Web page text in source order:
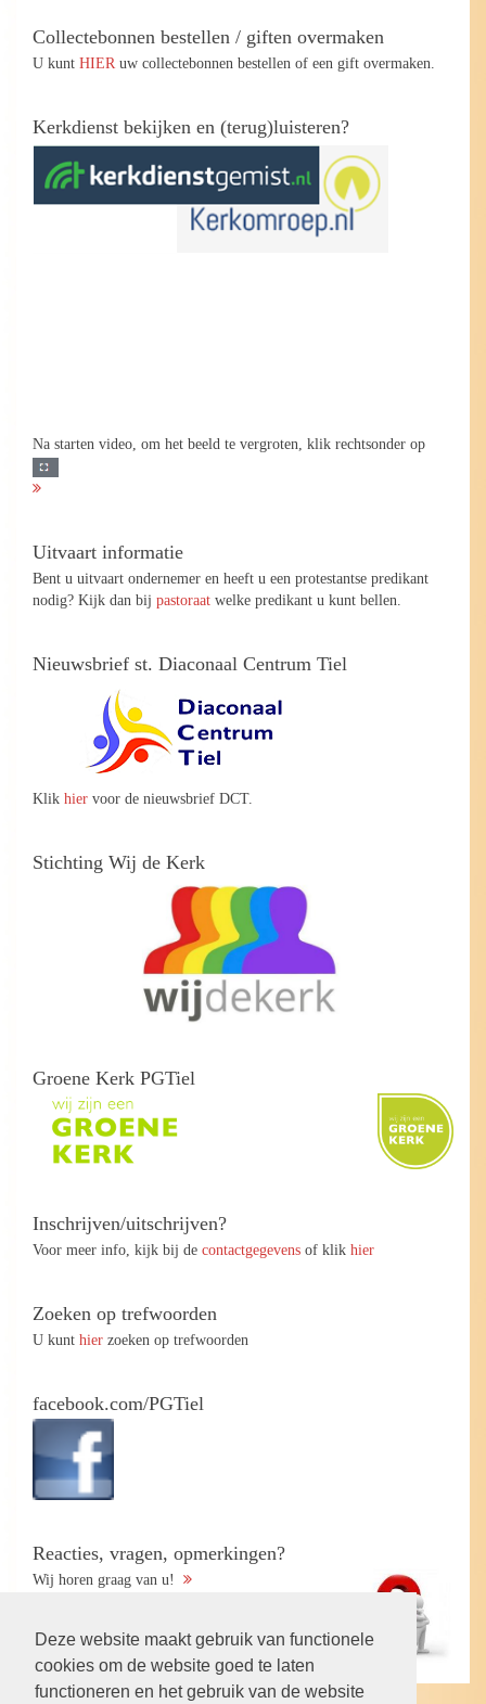
Deze website maakt gebruik van functionele
cookies om de website goed te laten
functioneren en het gebruik van de website
Collectebonnen bestellen / giften overmaken
U kunt HIER uw collectebonnen bestellen of een gift overmaken.
Kerkdienst bekijken en (terug)luisteren?
Na starten video, om het beeld te vergroten, klik rechtsonder op
Uitvaart informatie
Bent u uitvaart ondernemer en heeft u een protestantse predikant
nodig? Kijk dan bij pastoraat welke predikant u kunt bellen.
Nieuwsbrief st. Diaconaal Centrum Tiel
Klik hier voor de nieuwsbrief DCT.
Stichting Wij de Kerk
Groene Kerk PGTiel
Inschrijven/uitschrijven?
Voor meer info, kijk bij de contactgegevens of klik hier
Zoeken op trefwoorden
U kunt hier zoeken op trefwoorden
facebook.com/PGTiel
Reacties, vragen, opmerkingen?
Wij horen graag van u!